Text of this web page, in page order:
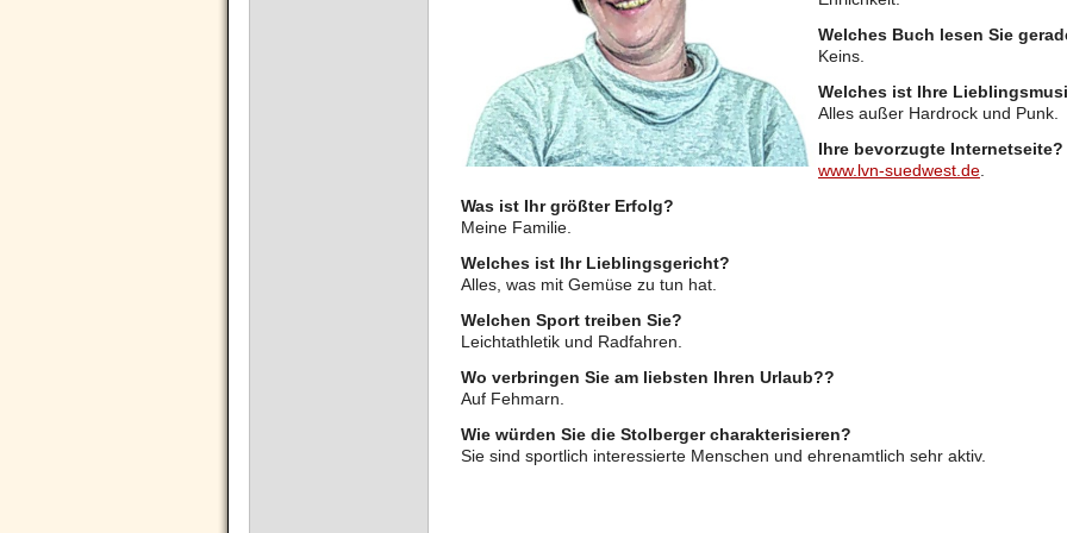
Welches Buch lesen Sie
Keins.
Welches ist Ihre
Alles außer Hardrock und Punk.
Ihre bevorzugte Internetseite?
www.lvn-suedwest.de
Was ist Ihr größter Erfolg?
Meine Familie.
Welches ist Ihr Lieblingsgericht?
Alles, was mit Gemüse zu tun hat.
Welchen Sport treiben Sie?
Leichtathletik und Radfahren.
Wo verbringen Sie am liebsten Ihren Urlaub??
Auf Fehmarn.
Wie würden Sie die Stolberger charakterisieren?
Sie sind sportlich interessierte Menschen und ehrenamtlich sehr aktiv.